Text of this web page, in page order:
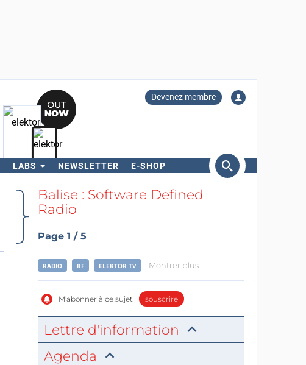
Devenez membre
LABS NEWSLETTER E-SHOP
RechercherBalise : Software Defined
Radio
Page 1 / 5
RADIO RF ELEKTOR TV Montrer plus
M'abonner à ce sujet souscrire
Lettre d'information
Agenda